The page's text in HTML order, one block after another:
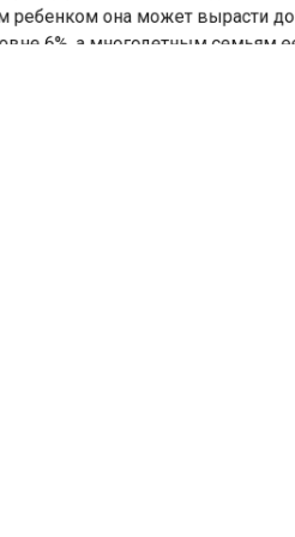
она может вырасти до
6%, а многодетным семьям